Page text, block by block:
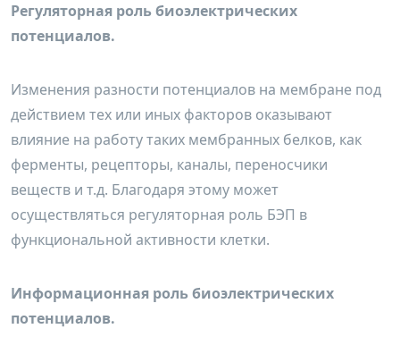
Регуляторная роль биоэлектрических
потенциалов.
Изменения разности потенциалов на мембране под
действием тех или иных факторов оказывают
влияние на работу таких мембранных белков, как
ферменты, рецепторы, каналы, переносчики
веществ и т.д. Благодаря этому может
осуществляться регуляторная роль БЭП в
функциональной активности клетки.
Информационная роль биоэлектрических
потенциалов.